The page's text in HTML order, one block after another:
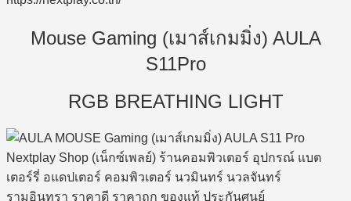
Mouse Gaming (เมาส์เกมมิ่ง) AULA
S11Pro
RGB BREATHING LIGHT